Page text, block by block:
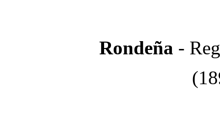
Rondeña -